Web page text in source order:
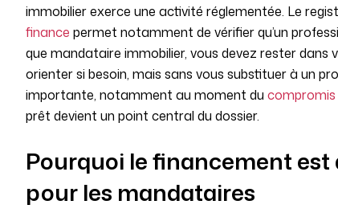
immobilier exerce une activité réglementée. Le
finance permet notamment de vérifier qu’un
que mandataire immobilier, vous devez rester
orienter si besoin, mais sans vous substituer à un
importante, notamment au moment du compromis
prêt devient un point central du dossier.
Pourquoi le financement
pour les mandataires